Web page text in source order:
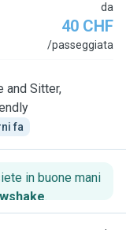
da
40 CHF
/passeggiata
and Sitter,
fa
in buone mani
.